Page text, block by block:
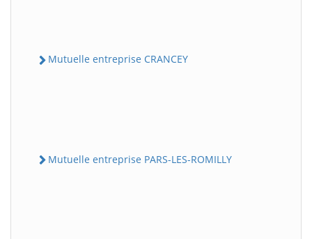
Mutuelle entreprise CRANCEY
Mutuelle entreprise PARS-LES-ROMILLY